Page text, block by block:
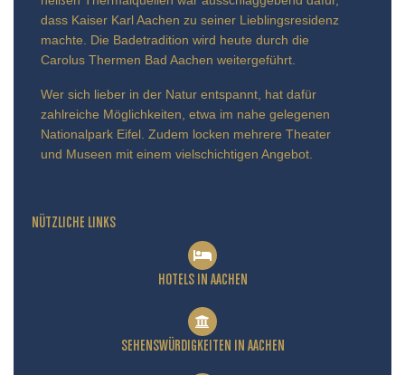
dass Kaiser Karl Aachen zu seiner Lieblingsresidenz
machte. Die Badetradition wird heute durch die
Carolus Thermen Bad Aachen weitergeführt.
Wer sich lieber in der Natur entspannt, hat dafür
zahlreiche Möglichkeiten, etwa im nahe gelegenen
Nationalpark Eifel. Zudem locken mehrere Theater
und Museen mit einem vielschichtigen Angebot.
NÜTZLICHE LINKS
HOTELS IN AACHEN
SEHENSWÜRDIGKEITEN IN AACHEN